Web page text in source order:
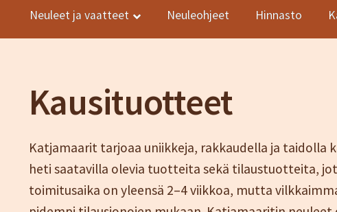
Neuleet ja vaatteet Neuleohjeet Hinnasto
EtusivuKuvatNeuleet ja vaatteetNeuleohjeetKauppaHinnasto
Kausituotteet
Katjamaarit tarjoaa uniikkeja, rakkaudella ja
heti saatavilla olevia tuotteita sekä tilaustuotteita,
toimitusaika on yleensä 2–4 viikkoa, mutta